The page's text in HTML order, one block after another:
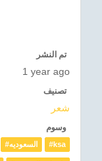
تم النشر
1 year ago
تصنيف
شعر
وسوم
#السعوديه #ksa